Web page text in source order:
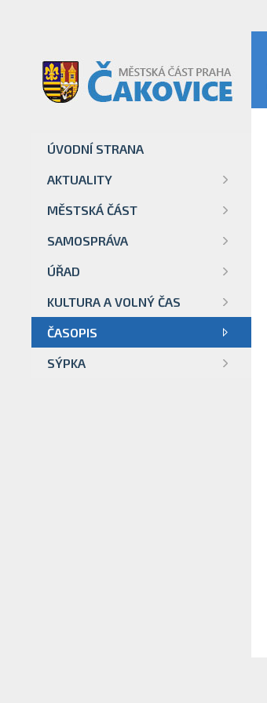
ÚVODNÍ STRANA
AKTUALITY
MĚSTSKÁ ČÁST
SAMOSPRÁVA
ÚŘAD
KULTURA A VOLNÝ ČAS
ČASOPIS
SÝPKA